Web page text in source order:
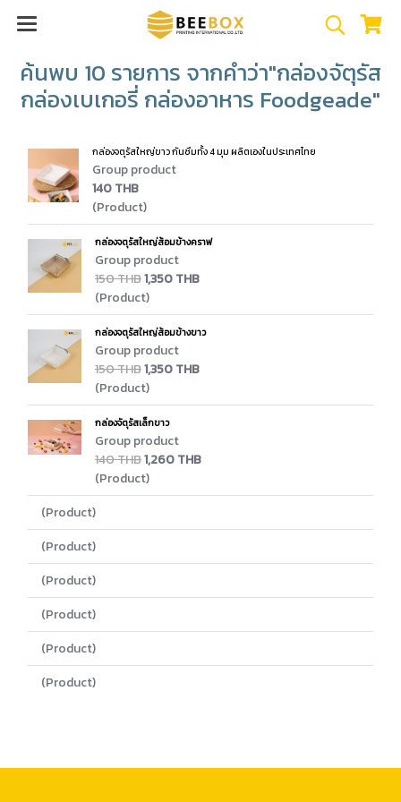
ค้นพบ 10 รายการ จากคำว่า"กล่องจัตุรัส
กล่องเบเกอรี่ กล่องอาหาร Foodgeade"
กล่องจตุรัสใหญ่ขาว กันซึมทั้ง 4 มุม ผลิตเองในประเทศไทย
Group product
140 THB
(Product)
กล่องจตุรัสใหญ่ส้อมข้างคราฟ
Group product
150 THB1,350 THB
(Product)
กล่องจตุรัสใหญ่ส้อมข้างขาว
Group product
150 THB1,350 THB
(Product)
กล่องจัตุรัสเล็กขาว
Group product
140 THB1,260 THB
(Product)
(Product)
(Product)
(Product)
(Product)
(Product)
(Product)